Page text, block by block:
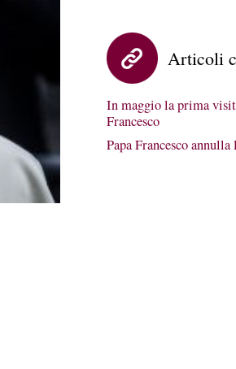
Articoli
In maggio la prima
Francesco
Papa Francesco